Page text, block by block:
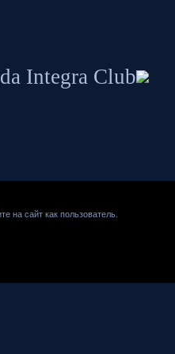
Integra Club
на сайт как пользователь.